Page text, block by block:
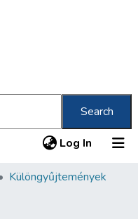
Search
Log In (current)
Különgyűjtemények